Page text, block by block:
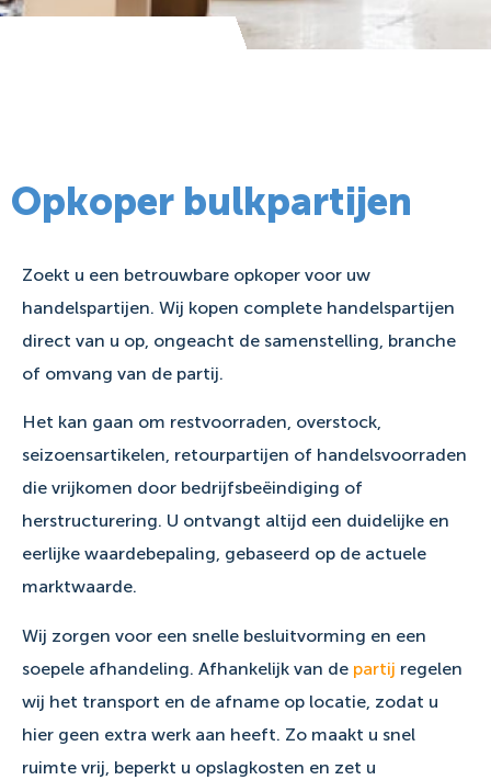
Opkoper bulkpartijen
Zoekt u een betrouwbare opkoper voor uw
handelspartijen. Wij kopen complete handelspartijen
direct van u op, ongeacht de samenstelling, branche
of omvang van de partij.
Het kan gaan om restvoorraden, overstock,
seizoensartikelen, retourpartijen of handelsvoorraden
die vrijkomen door bedrijfsbeëindiging of
herstructurering. U ontvangt altijd een duidelijke en
eerlijke waardebepaling, gebaseerd op de actuele
marktwaarde.
Wij zorgen voor een snelle besluitvorming en een
soepele afhandeling. Afhankelijk van de partij regelen
wij het transport en de afname op locatie, zodat u
hier geen extra werk aan heeft. Zo maakt u snel
ruimte vrij, beperkt u opslagkosten en zet u